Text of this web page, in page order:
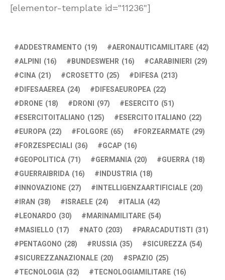
[elementor-template id="11236"]
ADDESTRAMENTO (19) AERONAUTICAMILITARE (42)
ALPINI (16) BUNDESWEHR (16) CARABINIERI (29)
CINA (21) CROSETTO (25) DIFESA (213)
DIFESAAEREA (24) DIFESAEUROPEA (22)
DRONE (18) DRONI (97) ESERCITO (51)
ESERCITOITALIANO (125) ESERCITO ITALIANO (22)
EUROPA (22) FOLGORE (65) FORZEARMATE (29)
FORZESPECIALI (36) GCAP (16)
GEOPOLITICA (71) GERMANIA (20) GUERRA (18)
GUERRAIBRIDA (16) INDUSTRIA (18)
INNOVAZIONE (27) INTELLIGENZAARTIFICIALE (20)
IRAN (38) ISRAELE (24) ITALIA (42)
LEONARDO (30) MARINAMILITARE (54)
MASIELLO (17) NATO (203) PARACADUTISTI (31)
PENTAGONO (28) RUSSIA (35) SICUREZZA (54)
SICUREZZANAZIONALE (20) SPAZIO (25)
TECNOLOGIA (32) TECNOLOGIAMILITARE (16)